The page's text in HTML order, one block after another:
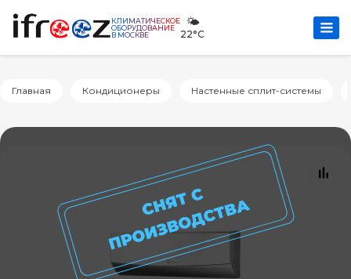
КЛИМАТИЧЕСКОЕ
ОБОРУДОВАНИЕ
В МОСКВЕ
🌤️
22°C
Главная Кондиционеры Настенные сплит-системы